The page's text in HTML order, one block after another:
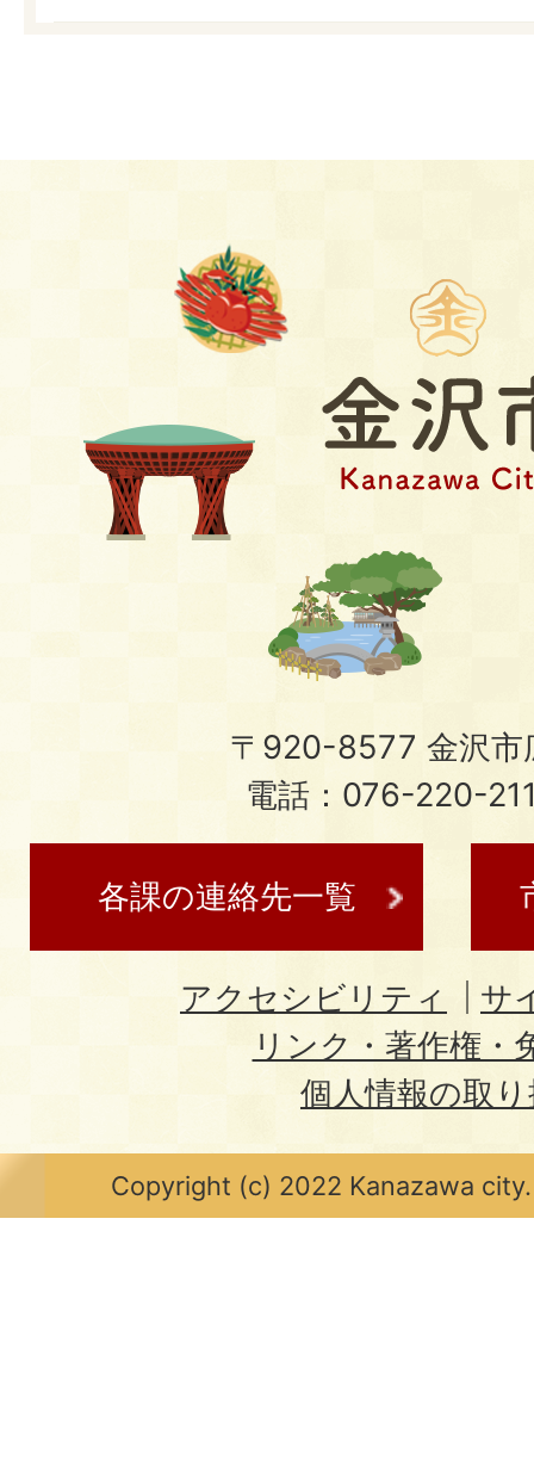
〒920-8577 金沢市
電話：076-220-
各課の連絡先一覧
アクセシビリティ
サ
リンク・著作権・
個人情報の取
Copyright (c) 2022 Kanazawa